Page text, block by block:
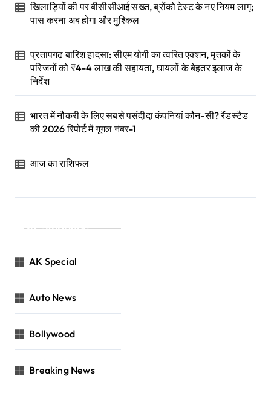
खिलाड़ियों की पर बीसीसीआई सख्त, ब्रोंको टेस्ट के नए नियम लागू;
पास करना अब होगा और मुश्किल
प्रतापगढ़ बारिश हादसा: सीएम योगी का त्वरित एक्शन, मृतकों के
परिजनों को ₹4-4 लाख की सहायता, घायलों के बेहतर इलाज के
निर्देश
भारत में नौकरी के लिए सबसे पसंदीदा कंपनियां कौन-सी? रैंडस्टैड
की 2026 रिपोर्ट में गूगल नंबर-1
आज का राशिफल
Categories
AK Special
Auto News
Bollywood
Breaking News